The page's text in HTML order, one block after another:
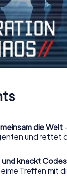
die Welt
und rettet
und knackt Codes
Treffen mit